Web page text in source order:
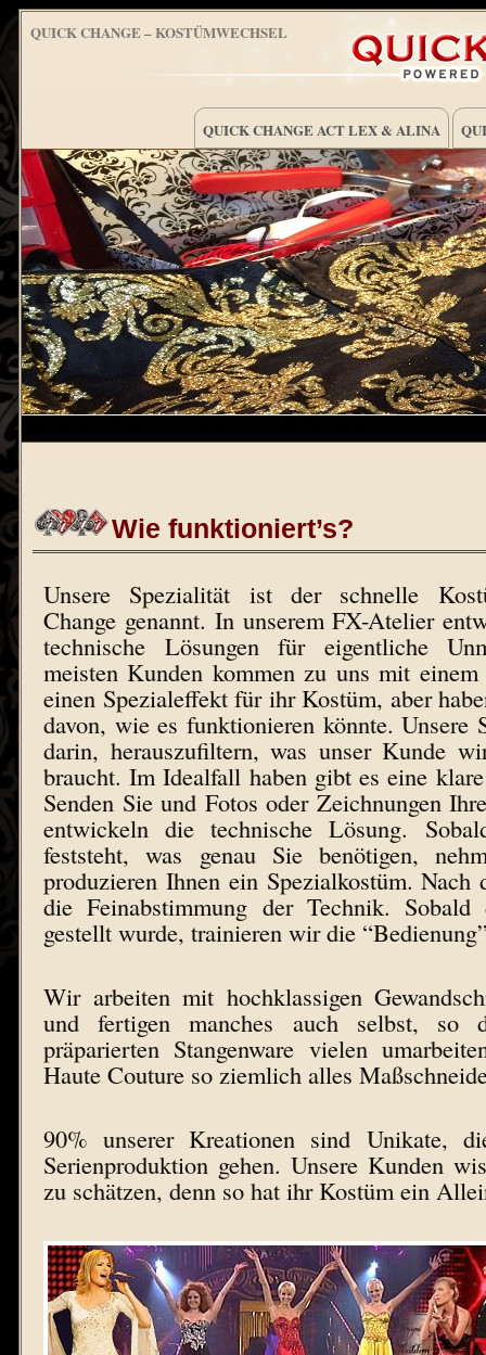
QUICK CHANGE – KOSTÜMWECHSEL
QUICK CHANGE ACT LEX & ALINA
Wie funktioniert’s?
Unsere Spezialität ist der schnelle
Change genannt. In unserem FX-Atelier
technische Lösungen für eigentliche
meisten Kunden kommen zu uns mit
einen Spezialeffekt für ihr Kostüm, aber
davon, wie es funktionieren könnte. Unsere
darin, herauszufiltern, was unser Kunde
braucht. Im Idealfall haben gibt es eine
Senden Sie und Fotos oder Zeichnungen
entwickeln die technische Lösung.
feststeht, was genau Sie benötigen,
produzieren Ihnen ein Spezialkostüm. Nach
die Feinabstimmung der Technik.
gestellt wurde, trainieren wir die
Wir arbeiten mit hochklassigen
und fertigen manches auch selbst, so
präparierten Stangenware vielen
Haute Couture so ziemlich alles
90% unserer Kreationen sind Unikate,
Serienproduktion gehen. Unsere Kunden
zu schätzen, denn so hat ihr Kostüm ein